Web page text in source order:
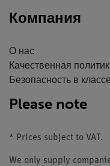
Компания
О нас
Качественная
Безопасность в классе
Please note
* Prices subject to VAT.
We only supply